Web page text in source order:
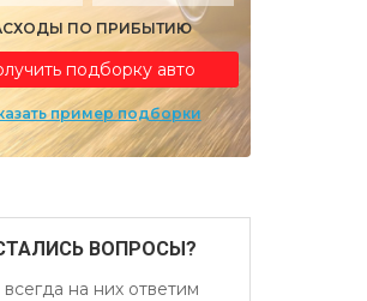
ПО ПРИБЫТИЮ
подборку авто
пример подборки
ВОПРОСЫ?
на них ответим